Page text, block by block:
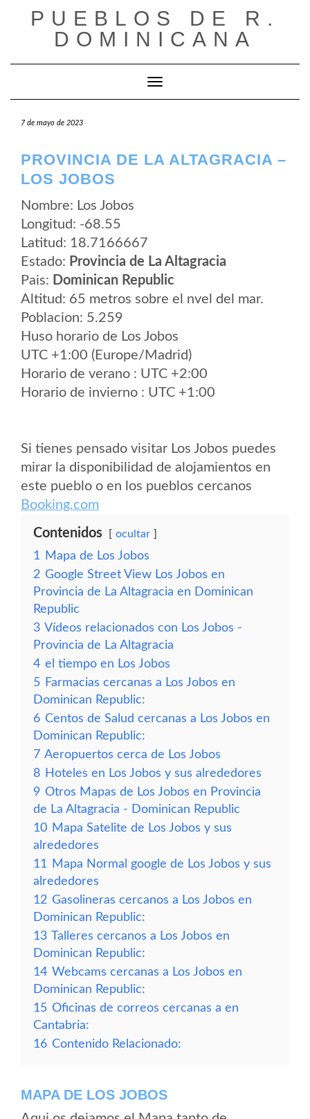
PUEBLOS DE R.
DOMINICANA
Cambiar modo de navegación
7 de mayo de 2023
PROVINCIA DE LA ALTAGRACIA –
LOS JOBOS
Nombre: Los Jobos
Longitud: -68.55
Latitud: 18.7166667
Estado: Provincia de La Altagracia
Pais: Dominican Republic
Altitud: 65 metros sobre el nvel del mar.
Poblacion: 5.259
Huso horario de Los Jobos
UTC +1:00 (Europe/Madrid)
Horario de verano : UTC +2:00
Horario de invierno : UTC +1:00
Si tienes pensado visitar Los Jobos puedes
mirar la disponibilidad de alojamientos en
este pueblo o en los pueblos cercanos
Booking.com
Contenidos ocultar
1
Mapa de Los Jobos
2 Google Street View Los Jobos en
Provincia de La Altagracia en Dominican
Republic
3 Vídeos relacionados con Los Jobos -
Provincia de La Altagracia
4 el tiempo en Los Jobos
5 Farmacias cercanas a Los Jobos en
Dominican Republic:
6 Centos de Salud cercanas a Los Jobos en
Dominican Republic:
7 Aeropuertos cerca de Los Jobos
8 Hoteles en Los Jobos y sus alrededores
9 Otros Mapas de Los Jobos en Provincia
de La Altagracia - Dominican Republic
10 Mapa Satelite de Los Jobos y sus
alrededores
11
Mapa Normal google de Los Jobos y sus
alrededores
12 Gasolineras cercanos a Los Jobos en
Dominican Republic:
13 Talleres cercanos a Los Jobos en
Dominican Republic:
14 Webcams cercanas a Los Jobos en
Dominican Republic:
15 Oficinas de correos cercanas a en
Cantabria:
16 Contenido Relacionado:
MAPA DE LOS JOBOS